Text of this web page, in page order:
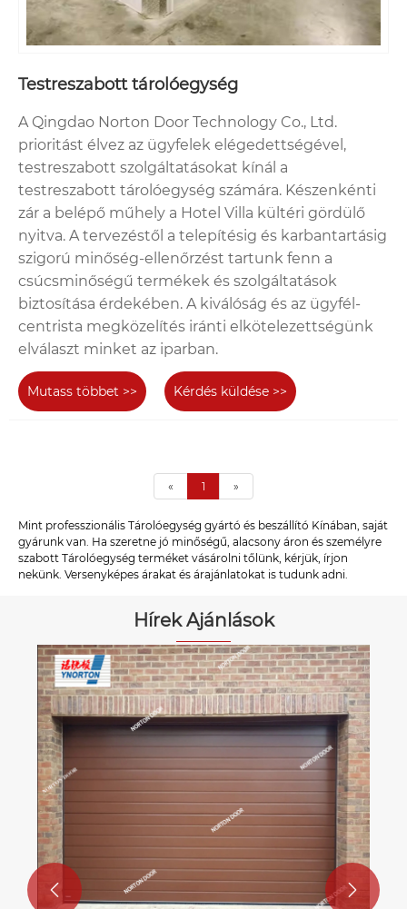
Testreszabott tárolóegység
A Qingdao Norton Door Technology Co., Ltd.
prioritást élvez az ügyfelek elégedettségével,
testreszabott szolgáltatásokat kínál a
testreszabott tárolóegység számára. Készenkénti
zár a belépő műhely a Hotel Villa kültéri gördülő
nyitva. A tervezéstől a telepítésig és karbantartásig
szigorú minőség-ellenőrzést tartunk fenn a
csúcsminőségű termékek és szolgáltatások
biztosítása érdekében. A kiválóság és az ügyfél-
centrista megközelítés iránti elkötelezettségünk
elválaszt minket az iparban.
Mutass többet >> Kérdés küldése >>
« 1 »
Mint professzionális Tárolóegység gyártó és beszállító Kínában, saját
gyárunk van. Ha szeretne jó minőségű, alacsony áron és személyre
szabott Tárolóegység terméket vásárolni tőlünk, kérjük, írjon
nekünk. Versenyképes árakat és árajánlatokat is tudunk adni.
Hírek Ajánlások
 